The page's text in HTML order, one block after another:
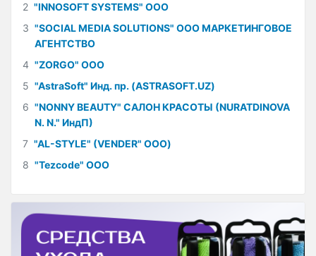
2 "INNOSOFT SYSTEMS" ООО
3 "SOCIAL MEDIA SOLUTIONS" ООО МАРКЕТИНГОВОЕ
АГЕНТСТВО
4 "ZORGO" ООО
5 "AstraSoft" Инд. пр. (ASTRASOFT.UZ)
6 "NONNY BEAUTY" САЛОН КРАСОТЫ (NURATDINOVA
N. N." ИндП)
7 "AL-STYLE" (VENDER" ООО)
8 "Tezcode" ООО